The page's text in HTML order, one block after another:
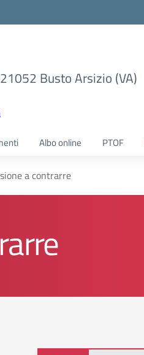
Busto Arsizio (VA)
Albo online PTOF
a contrarre